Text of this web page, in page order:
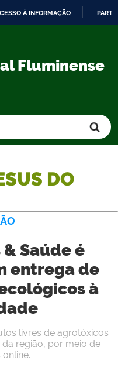
À INFORMAÇÃO
Fluminense
DO
Saúde é
entrega de
à
livres de agrotóxicos
região, por meio de